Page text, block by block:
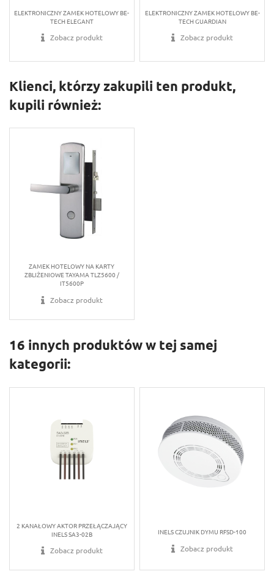
ELEKTRONICZNY ZAMEK HOTELOWY BE-
TECH ELEGANT
Zobacz produkt
ELEKTRONICZNY ZAMEK HOTELOWY BE-
TECH GUARDIAN
Zobacz produkt
Klienci, którzy zakupili ten produkt,
kupili również:
ZAMEK HOTELOWY NA KARTY
ZBLIŻENIOWE TAYAMA TLZ5600 /
IT5600P
Zobacz produkt
16 innych produktów w tej samej
kategorii:
2 KANAŁOWY AKTOR PRZEŁĄCZAJĄCY
INELS SA3-02B
Zobacz produkt
INELS CZUJNIK DYMU RFSD-100
Zobacz produkt